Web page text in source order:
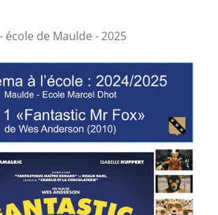
école de Maulde - 2025